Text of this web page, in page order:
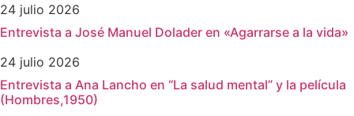
24 julio 2026
Entrevista a José Manuel Dolader en «Agarrarse a la vida»
24 julio 2026
Entrevista a Ana Lancho en “La salud mental” y la película
(Hombres,1950)